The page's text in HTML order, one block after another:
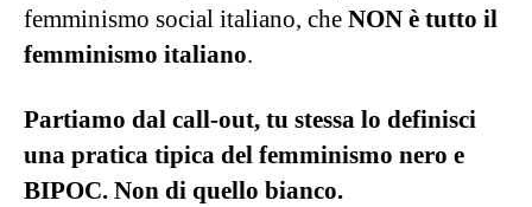
femminismo social italiano, che NON è tutto il
femminismo italiano.
Partiamo dal call-out, tu stessa lo definisci
una pratica tipica del femminismo nero e
BIPOC. Non di quello bianco.